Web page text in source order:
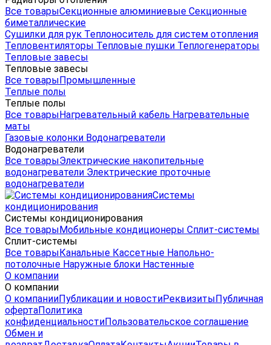
Все товарыСекционные алюминиевые Секционные
биметаллические
Сушилки для рук Теплоноситель для систем отопления
Тепловентиляторы Тепловые пушки Теплогенераторы
Тепловые завесы
Тепловые завесы
Все товарыПромышленные
Теплые полы
Теплые полы
Все товарыНагревательный кабель Нагревательные
маты
Газовые колонки Водонагреватели
Водонагреватели
Все товарыЭлектрические накопительные
водонагреватели Электрические проточные
водонагреватели
Системы
кондиционирования
Системы кондиционирования
Все товарыМобильные кондиционеры Сплит-системы
Сплит-системы
Все товарыКанальные Кассетные Напольно-
потолочные Наружные блоки Настенные
О компании
О компании
О компанииПубликации и новостиРеквизитыПубличная
офертаПолитика
конфиденциальностиПользовательское соглашение
Обмен и